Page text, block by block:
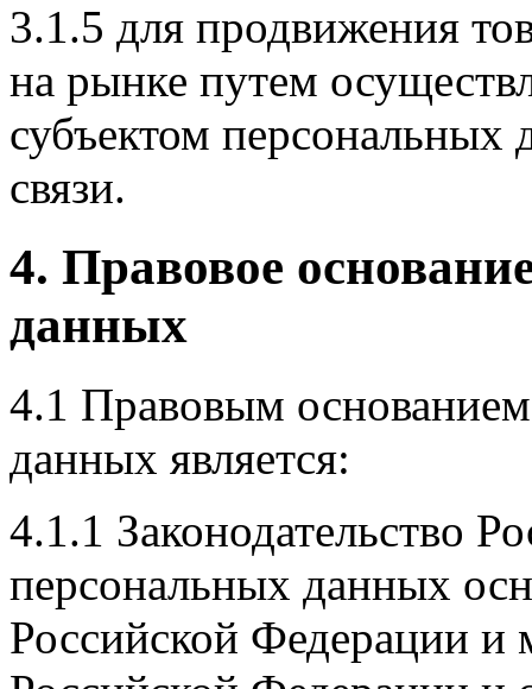
3.1.5 для продвижения
на рынке путем
субъектом
связи.
4. Правовое
данных
4.1 Правовым
данных является:
4.1.1 Законодательство
персональных данных
Российской Федерации и